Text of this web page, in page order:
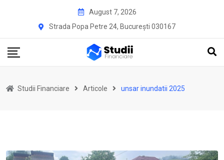
August 7, 2026
Strada Popa Petre 24, București 030167
Studii Financiare Articole unsar inundatii 2025